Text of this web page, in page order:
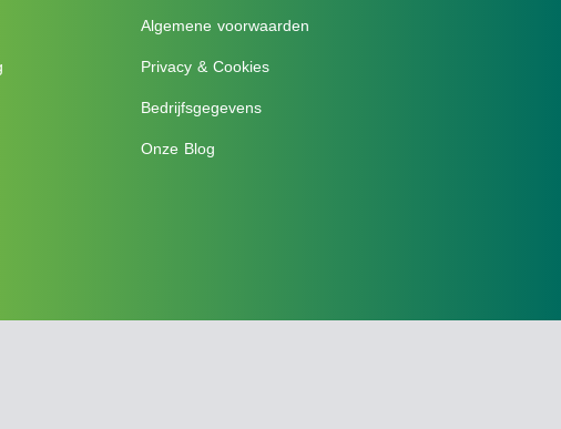
Algemene voorwaarden
Privacy & Cookies
Bedrijfsgegevens
Onze Blog